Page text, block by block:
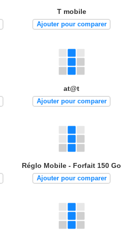
T mobile
Ajouter pour comparer
at@t
Ajouter pour comparer
Réglo Mobile - Forfait 150 Go
Ajouter pour comparer